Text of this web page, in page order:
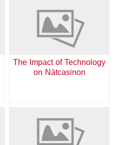
The Impact of Technology
on Nätcasinon